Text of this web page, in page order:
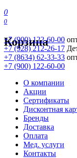
0
0
Корзина
+7 (900) 122-60-00
+7 (928) 212-26-17
+7 (8634) 62-33-33
+7 (900) 122-60-00
О компании
Акции
Сертификаты
Дисконтная
Бренды
Доставка
Оплата
Мед. услуги
Контакты